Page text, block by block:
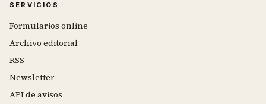
SERVICIOS
Formularios online
Archivo editorial
RSS
Newsletter
API de avisos